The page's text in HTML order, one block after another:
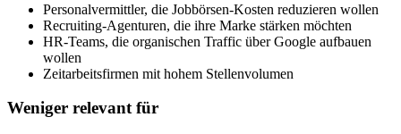
Personalvermittler, die Jobbörsen-Kosten reduzieren wollen
Recruiting-Agenturen, die ihre Marke stärken möchten
HR-Teams, die organischen Traffic über Google aufbauen
wollen
Zeitarbeitsfirmen mit hohem Stellenvolumen
Weniger relevant für